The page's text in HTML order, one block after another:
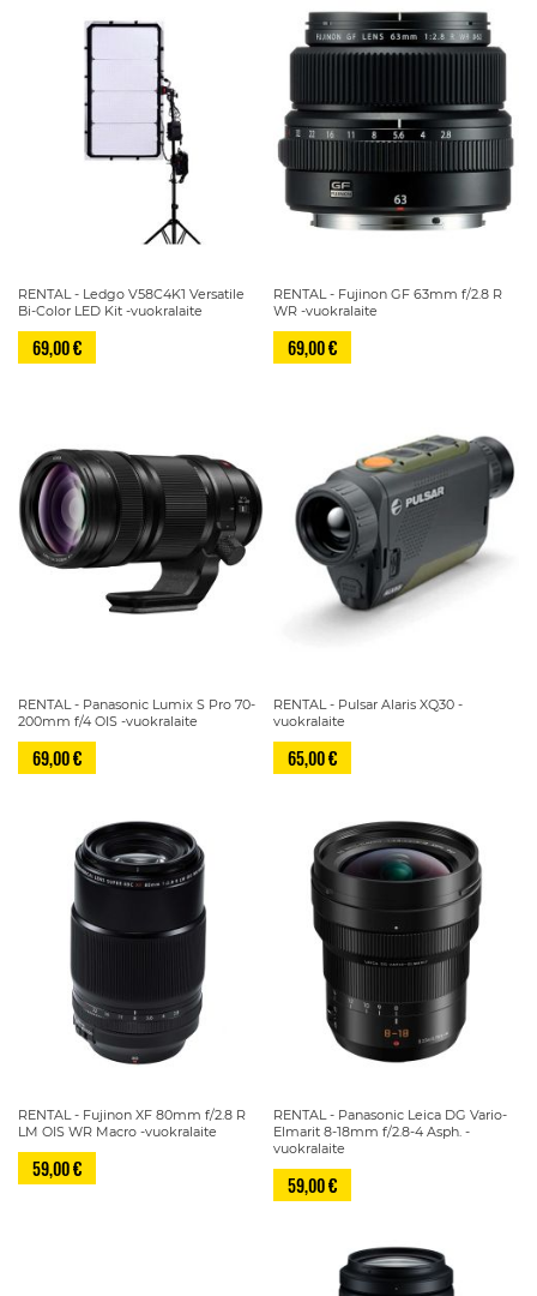
RENTAL - Ledgo V58C4K1 Versatile
Bi-Color LED Kit -vuokralaite
69,00 €
RENTAL - Fujinon GF 63mm f/2.8 R
WR -vuokralaite
69,00 €
RENTAL - Panasonic Lumix S Pro 70-
200mm f/4 OIS -vuokralaite
69,00 €
RENTAL - Pulsar Alaris XQ30 -
vuokralaite
65,00 €
RENTAL - Fujinon XF 80mm f/2.8 R
LM OIS WR Macro -vuokralaite
59,00 €
RENTAL - Panasonic Leica DG Vario-
Elmarit 8-18mm f/2.8-4 Asph. -
vuokralaite
59,00 €